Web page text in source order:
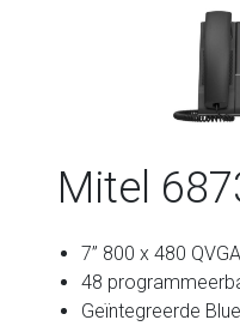
Mitel
7” 800 x 480
48
Geïntegreerde